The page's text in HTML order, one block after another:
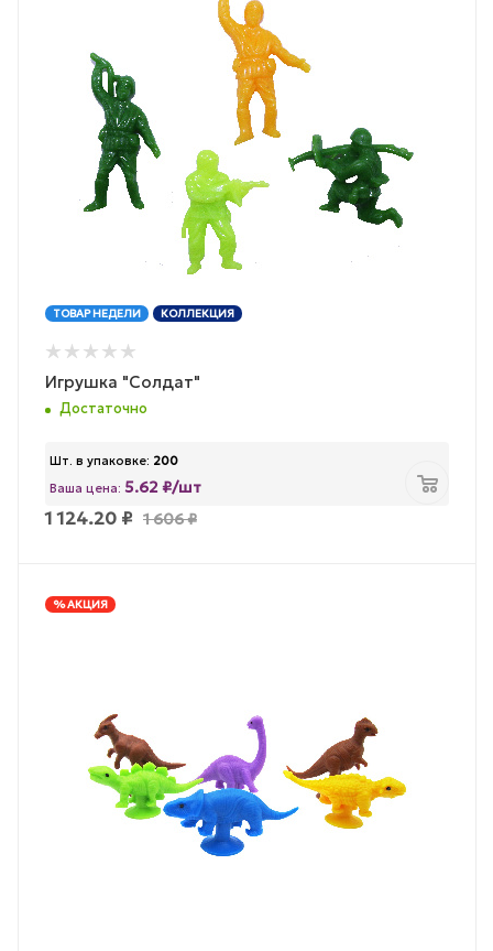
ТОВАР НЕДЕЛИ КОЛЛЕКЦИЯ
Игрушка "Солдат"
Достаточно
Шт. в упаковке: 200
Ваша цена: 5.62 ₽/шт
1 124.20 ₽ 1 606₽
% АКЦИЯ